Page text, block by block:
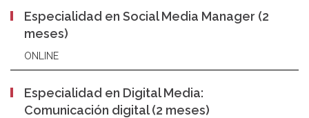
Especialidad en Social Media Manager (2
meses)
ONLINE
Especialidad en Digital Media:
Comunicación digital (2 meses)